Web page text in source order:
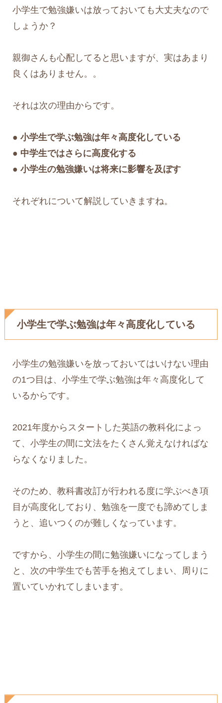
小学生で勉強嫌いは放っておいても大丈夫なので
しょうか？
親御さんも心配してると思いますが、実はあまり
良くはありません。。
それは次の理由からです。
● 小学生で学ぶ勉強は年々高度化している
● 中学生ではさらに高度化する
● 小学生の勉強嫌いは将来に影響を及ぼす
それぞれについて解説していきますね。
小学生で学ぶ勉強は年々高度化している
小学生の勉強嫌いを放っておいてはいけない理由
の1つ目は、小学生で学ぶ勉強は年々高度化して
いるからです。
2021年度からスタートした英語の教科化によっ
て、小学生の間に文法をたくさん覚えなければな
らなくなりました。
そのため、教科書改訂が行われる度に学ぶべき項
目が高度化しており、勉強を一度でも諦めてしま
うと、追いつくのが難しくなっています。
ですから、小学生の間に勉強嫌いになってしまう
と、次の中学生でも苦手を抱えてしまい、周りに
置いていかれてしまいます。